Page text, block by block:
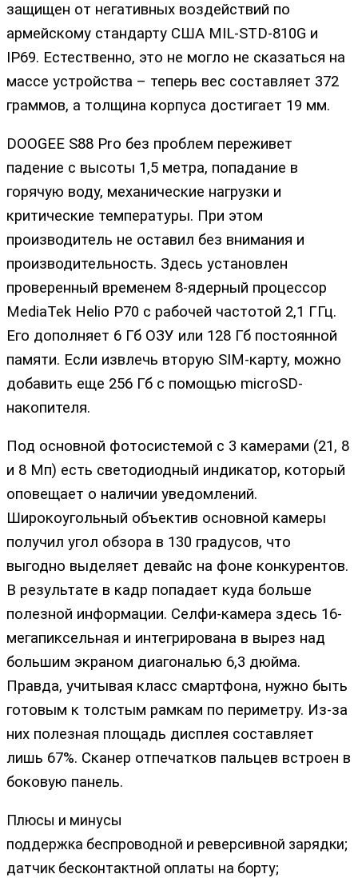
защищен от негативных воздействий по
армейскому стандарту США MIL-STD-810G и
IP69. Естественно, это не могло не сказаться на
массе устройства – теперь вес составляет 372
граммов, а толщина корпуса достигает 19 мм.
DOOGEE S88 Pro без проблем переживет
падение с высоты 1,5 метра, попадание в
горячую воду, механические нагрузки и
критические температуры. При этом
производитель не оставил без внимания и
производительность. Здесь установлен
проверенный временем 8-ядерный процессор
MediaTek Helio P70 с рабочей частотой 2,1 ГГц.
Его дополняет 6 Гб ОЗУ или 128 Гб постоянной
памяти. Если извлечь вторую SIM-карту, можно
добавить еще 256 Гб с помощью microSD-
накопителя.
Под основной фотосистемой с 3 камерами (21, 8
и 8 Мп) есть светодиодный индикатор, который
оповещает о наличии уведомлений.
Широкоугольный объектив основной камеры
получил угол обзора в 130 градусов, что
выгодно выделяет девайс на фоне конкурентов.
В результате в кадр попадает куда больше
полезной информации. Селфи-камера здесь 16-
мегапиксельная и интегрирована в вырез над
большим экраном диагональю 6,3 дюйма.
Правда, учитывая класс смартфона, нужно быть
готовым к толстым рамкам по периметру. Из-за
них полезная площадь дисплея составляет
лишь 67%. Сканер отпечатков пальцев встроен в
боковую панель.
Плюсы и минусы
поддержка беспроводной и реверсивной зарядки;
датчик бесконтактной оплаты на борту;